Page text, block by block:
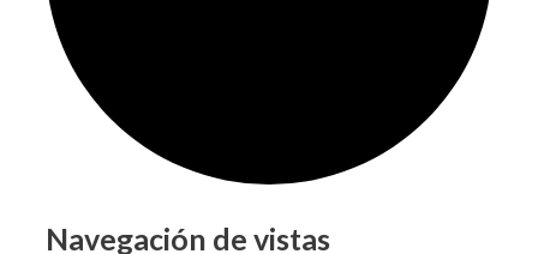
Eventos
Navegación de vistas